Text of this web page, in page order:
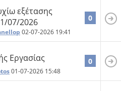
εξέτασης
07/2026
02-07-2026 19:41
0
Εργασίας
01-07-2026 15:48
0